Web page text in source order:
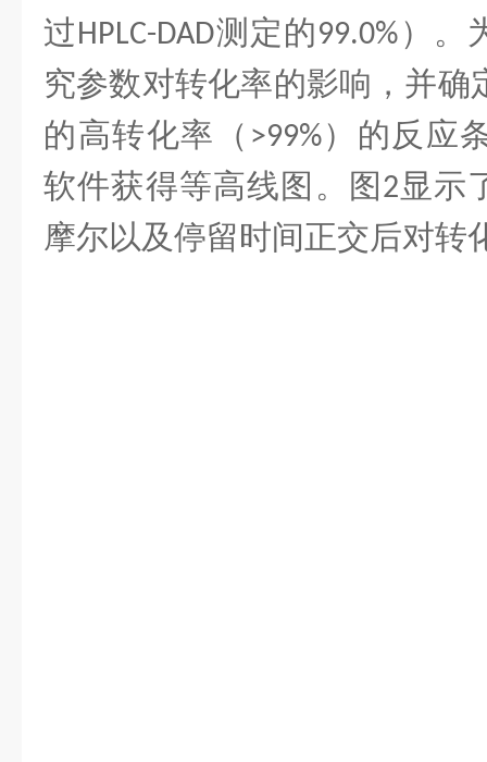
过HPLC-DAD测定的99.0%）。
究参数对转化率的影响，并确
的高转化率（ >99%）的反应
软件获得等高线图。图 2显示
摩尔以及停留时间正交后对转